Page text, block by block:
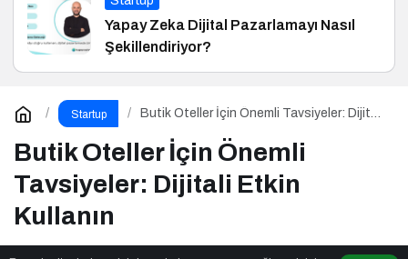
Yapay Zeka Dijital Pazarlamayı Nasıl
Şekillendiriyor?
Startup
Butik Oteller İçin Önemli Tavsiyeler: Dijitali
Butik Oteller İçin Önemli
Tavsiyeler: Dijitali Etkin
Kullanın